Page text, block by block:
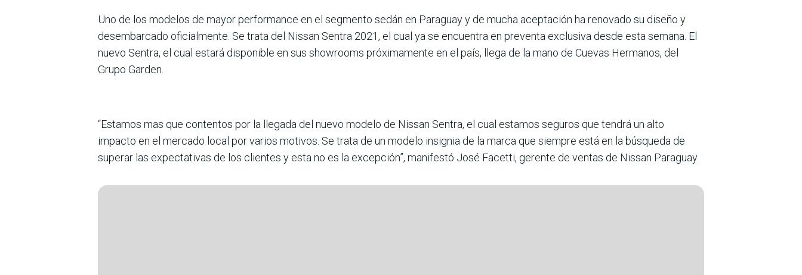
Uno de los modelos de mayor performance en el segmento sedán en Paraguay y de mucha aceptación ha renovado su diseño y
desembarcado oficialmente. Se trata del Nissan Sentra 2021, el cual ya se encuentra en preventa exclusiva desde esta semana. El
nuevo Sentra, el cual estará disponible en sus showrooms próximamente en el país, llega de la mano de Cuevas Hermanos, del
Grupo Garden.
“Estamos mas que contentos por la llegada del nuevo modelo de Nissan Sentra, el cual estamos seguros que tendrá un alto
impacto en el mercado local por varios motivos. Se trata de un modelo insignia de la marca que siempre está en la búsqueda de
superar las expectativas de los clientes y esta no es la excepción”, manifestó José Facetti, gerente de ventas de Nissan Paraguay.